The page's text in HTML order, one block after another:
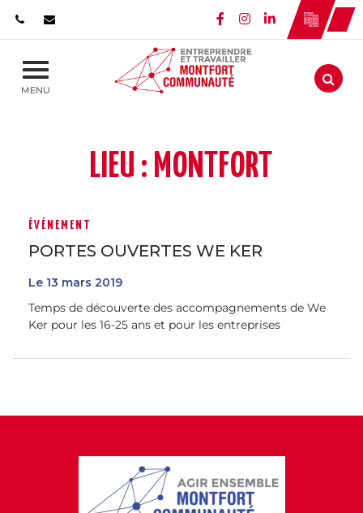
Lien vers le compte
Lien vers le
Lien vers le
MENU Aller
LIEU : MONTFORT
ÉVÉNEMENT
PORTES OUVERTES WE KER
Le 13 mars 2019
Temps de découverte des accompagnements de We
Ker pour les 16-25 ans et pour les entreprises